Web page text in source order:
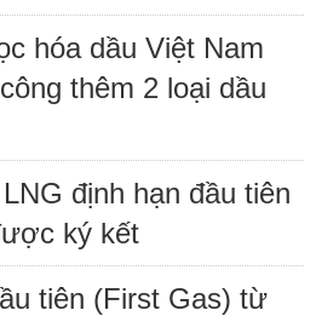
hóa dầu Việt Nam
thêm 2 loại dầu
định hạn đầu tiên
ký kết
tiên (First Gas) từ